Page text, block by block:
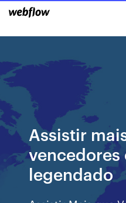
Assistir
vencedores
legendado